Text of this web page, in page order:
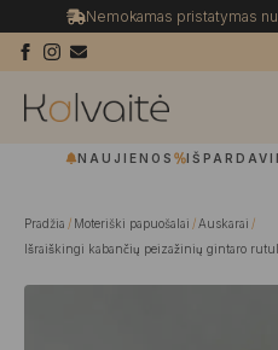
Nemokamas pristatymas
NAUJIENOS
Pradžia Moteriški papuošalai
Auskarai
Išraiškingi kabančių peizažinių gintaro